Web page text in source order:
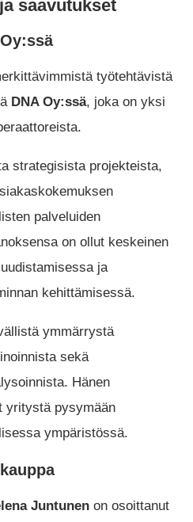
saavutukset
työtehtävistä
DNA Oy:ssä, joka on yksi
strategisista projekteista,
palveluiden
on ollut keskeinen
ja
kehittämisessä.
ymmärrystä
sekä
Hänen
yritystä pysymään
ympäristössä.
Juntunen on osoittanut